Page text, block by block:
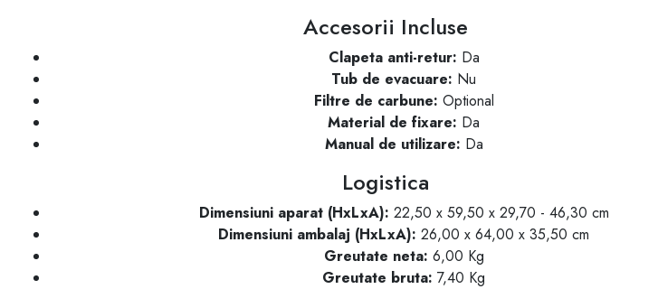
Accesorii Incluse
Clapeta anti-retur: Da
Tub de evacuare: Nu
Filtre de carbune: Optional
Material de fixare: Da
Manual de utilizare: Da
Logistica
Dimensiuni aparat (HxLxA): 22,50 x 59,50 x 29,70 - 46,30 cm
Dimensiuni ambalaj (HxLxA): 26,00 x 64,00 x 35,50 cm
Greutate neta: 6,00 Kg
Greutate bruta: 7,40 Kg